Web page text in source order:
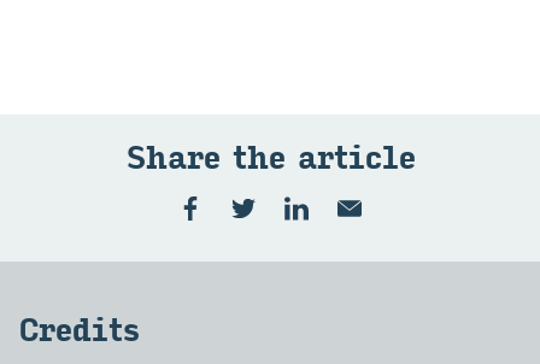
Share the ar­ticle
Cre­dits